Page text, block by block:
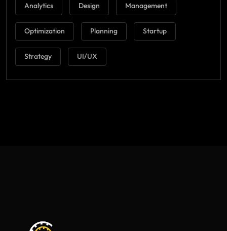
Analytics Design Management
Optimization Planning Startup
Strategy UI/UX